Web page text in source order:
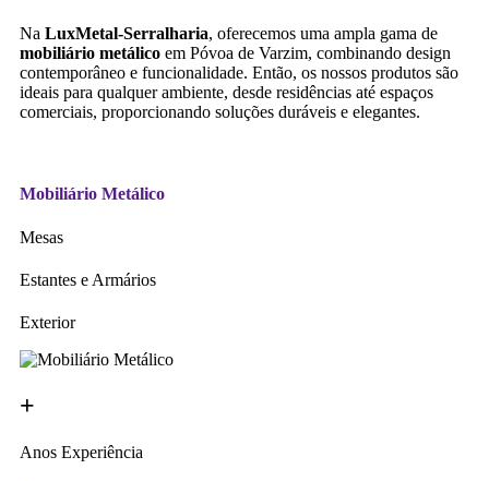
Na LuxMetal-Serralharia, oferecemos uma ampla gama de
mobiliário metálico em Póvoa de Varzim, combinando design
contemporâneo e funcionalidade. Então, os nossos produtos são
ideais para qualquer ambiente, desde residências até espaços
comerciais, proporcionando soluções duráveis e elegantes.
Mobiliário Metálico
Mesas
Estantes e Armários
Exterior
+
Anos Experiência